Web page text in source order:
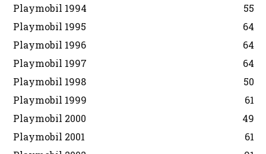
Playmobil 1994
55
Playmobil 1995
64
Playmobil 1996
64
Playmobil 1997
64
Playmobil 1998
50
Playmobil 1999
61
Playmobil 2000
49
Playmobil 2001
61